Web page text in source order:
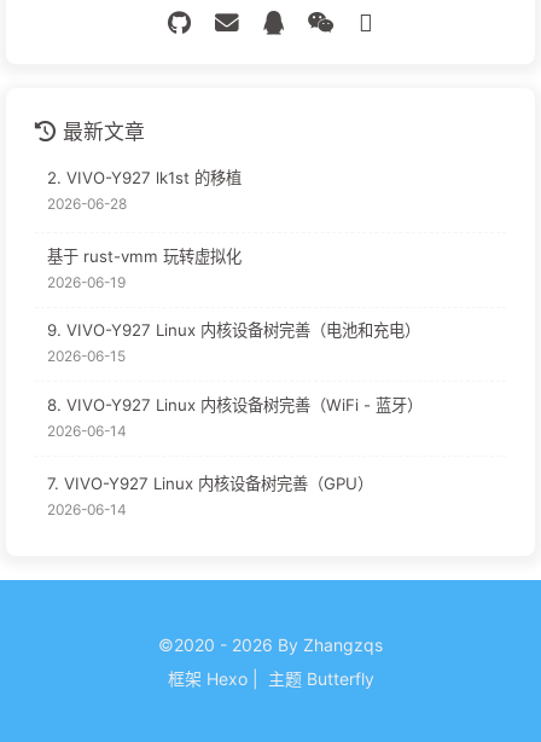
最新文章
2. VIVO-Y927 lk1st 的移植
2026-06-28
基于 rust-vmm 玩转虚拟化
2026-06-19
9. VIVO-Y927 Linux 内核设备树完善（电池和充电）
2026-06-15
8. VIVO-Y927 Linux 内核设备树完善（WiFi - 蓝牙）
2026-06-14
7. VIVO-Y927 Linux 内核设备树完善（GPU）
2026-06-14
©2020 - 2026 By Zhangzqs
框架 Hexo 主题 Butterfly